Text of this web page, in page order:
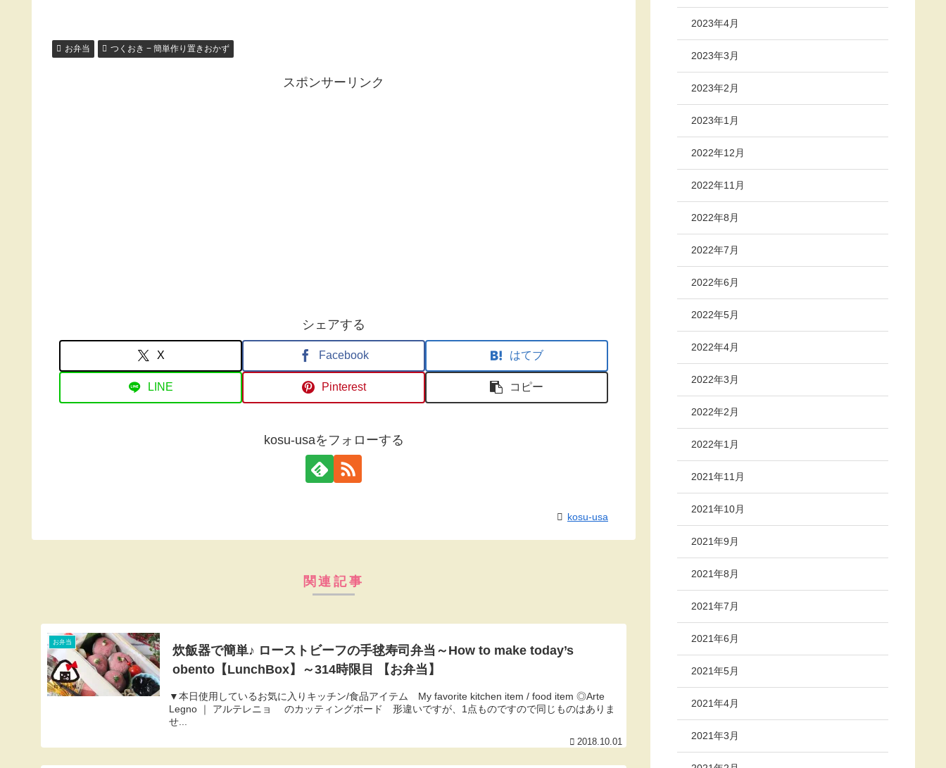
お弁当 つくおき − 簡単作り置きおかず
スポンサーリンク
シェアする
X Facebook はてブ
LINE Pinterest コピー
kosu-usaをフォローする
kosu-usa
関連記事
お弁当
炊飯器で簡単♪ ローストビーフの手毬寿司弁当～How to make today’s
obento【LunchBox】～314時限目 【お弁当】
▼本日使用しているお気に入りキッチン/食品アイテム My favorite kitchen item / food item ◎Arte
Legno ｜ アルテレニョ のカッティングボード 形違いですが、1点ものですので同じものはありま
せ...
2018.10.01
2023年4月
2023年3月
2023年2月
2023年1月
2022年12月
2022年11月
2022年8月
2022年7月
2022年6月
2022年5月
2022年4月
2022年3月
2022年2月
2022年1月
2021年11月
2021年10月
2021年9月
2021年8月
2021年7月
2021年6月
2021年5月
2021年4月
2021年3月